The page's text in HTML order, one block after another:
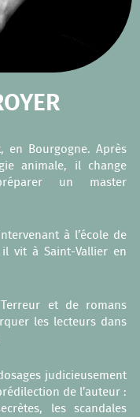
en Bourgogne. Après
animale, il change
un master
à l’école de
vit à Saint-Vallier en
et de romans
les lecteurs dans
judicieusement
de l’auteur :
les scandales